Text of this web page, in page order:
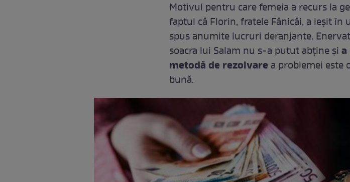
Motivul pentru care femeia a recurs la
faptul că Florin, fratele Fănicăi, a ieșit în
spus anumite lucruri deranjante.
soacra lui Salam nu s-a putut abține și a
metodă de rezolvare a problemei este
bună.